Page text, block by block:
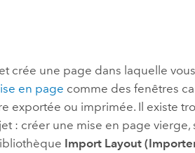
géospatial
Tous les récits
crée une page dans laquelle
en page comme des fenêtres
exportée ou imprimée. Il existe
: créer une mise en page
Import Layout